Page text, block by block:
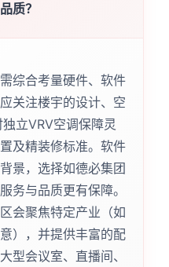
质？
综合考量硬件、软件
关注楼宇的设计、空
立VRV空调保障灵
及精装修标准。软件
景，选择如德必集团
务与品质更有保障。
会聚焦特定产业（如
），并提供丰富的配
型会议室、直播间、